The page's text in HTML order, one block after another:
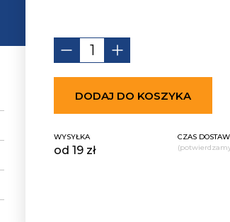
DODAJ DO KOSZYKA
WYSYŁKA
od 19 zł
CZAS